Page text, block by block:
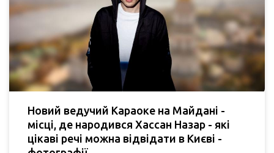
Новий ведучий Караоке на Майдані -
місці, де народився Хассан Назар - які
цікаві речі можна відвідати в Києві -